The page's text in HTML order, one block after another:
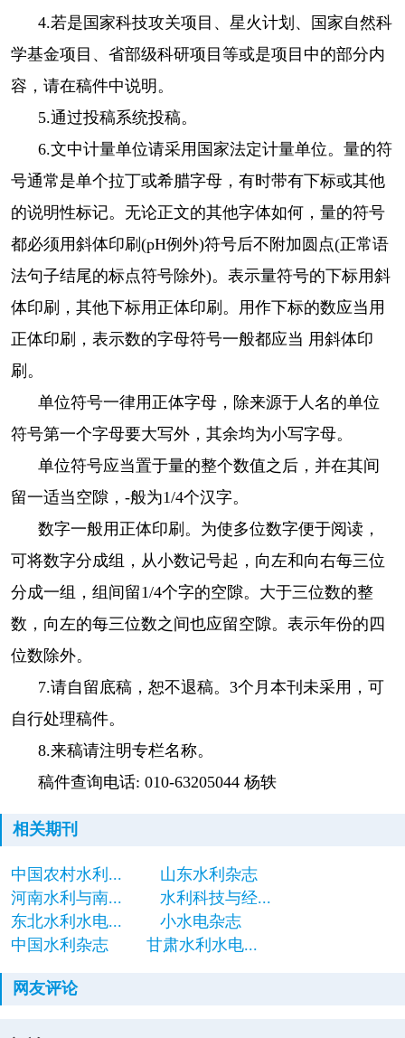
4.若是国家科技攻关项目、星火计划、国家自然科
学基金项目、省部级科研项目等或是项目中的部分内
容，请在稿件中说明。
5.通过投稿系统投稿。
6.文中计量单位请采用国家法定计量单位。量的符
号通常是单个拉丁或希腊字母，有时带有下标或其他
的说明性标记。无论正文的其他字体如何，量的符号
都必须用斜体印刷(pH例外)符号后不附加圆点(正常语
法句子结尾的标点符号除外)。表示量符号的下标用斜
体印刷，其他下标用正体印刷。用作下标的数应当用
正体印刷，表示数的字母符号一般都应当 用斜体印
刷。
单位符号一律用正体字母，除来源于人名的单位
符号第一个字母要大写外，其余均为小写字母。
单位符号应当置于量的整个数值之后，并在其间
留一适当空隙，-般为1/4个汉字。
数字一般用正体印刷。为使多位数字便于阅读，
可将数字分成组，从小数记号起，向左和向右每三位
分成一组，组间留1/4个字的空隙。大于三位数的整
数，向左的每三位数之间也应留空隙。表示年份的四
位数除外。
7.请自留底稿，恕不退稿。3个月本刊未采用，可
自行处理稿件。
8.来稿请注明专栏名称。
稿件查询电话: 010-63205044 杨轶
相关期刊
中国农村水利...
山东水利杂志
河南水利与南...
水利科技与经...
东北水利水电...
小水电杂志
中国水利杂志
甘肃水利水电...
网友评论